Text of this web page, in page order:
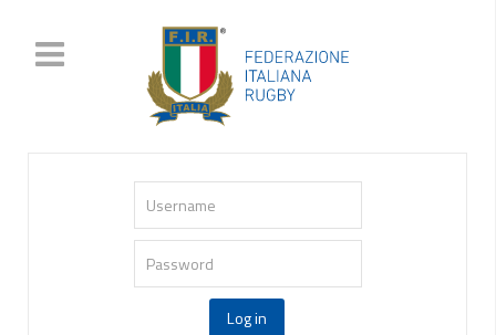
Username
Password
Log in